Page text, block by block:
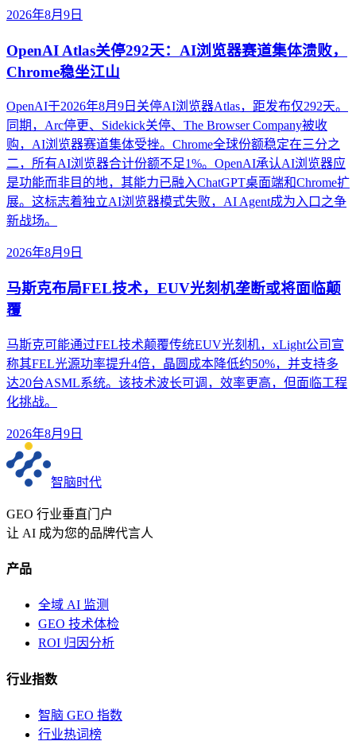
2026年8月9日
OpenAI Atlas关停292天：AI浏览器赛道集体溃败，
Chrome稳坐江山
OpenAI于2026年8月9日关停AI浏览器Atlas，距发布仅292天。
同期，Arc停更、Sidekick关停、The Browser Company被收
购，AI浏览器赛道集体受挫。Chrome全球份额稳定在三分之
二，所有AI浏览器合计份额不足1%。OpenAI承认AI浏览器应
是功能而非目的地，其能力已融入ChatGPT桌面端和Chrome扩
展。这标志着独立AI浏览器模式失败，AI Agent成为入口之争
新战场。
2026年8月9日
马斯克布局FEL技术，EUV光刻机垄断或将面临颠
覆
马斯克可能通过FEL技术颠覆传统EUV光刻机，xLight公司宣
称其FEL光源功率提升4倍，晶圆成本降低约50%，并支持多
达20台ASML系统。该技术波长可调，效率更高，但面临工程
化挑战。
2026年8月9日
智脑时代
GEO 行业垂直门户
让 AI 成为您的品牌代言人
产品
全域 AI 监测
GEO 技术体检
ROI 归因分析
行业指数
智脑 GEO 指数
行业热词榜